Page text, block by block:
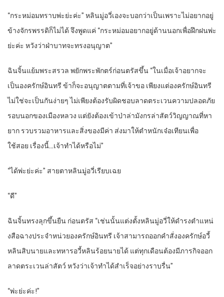
“กระหม่อมทราบพ่ะย่ะค่ะ” หลินมู่อวี่เองจะบอกว่าเป็นเพราะไม่อยากอยู่
ข้างจักรพรรดิก็ไม่ได้ จึงพูดแค่ “กระหม่อมอยากอยู่ด้านนอกเพื่อฝึกฝนพ่ะ
ย่ะค่ะ หวังว่าฝ่าบาทจะทรงอนุญาต”
ฉินจิ้นแย้มพระสรวล พยักพระพักตร์ก่อนตรัสขึ้น “ในเมื่อเจ้าอยากจะ
เป็นองครักษ์อินทรี ข้าก็จะอนุญาตตามที่เจ้าขอ เพียงแต่องครักษ์อินทรี
ไม่ใช่จะเป็นกันง่ายๆ ไม่เพียงต้องรับผิดชอบลาดตระเวนความปลอดภัย
รอบนอกของเมืองหลวง แต่ยังต้องเข้าป่าล่ามังกรล่าสัตว์วิญญาณที่หา
ยาก รวบรวมอาหารและสิ่งของมีค่า ส่งมาให้ตำหนักเจ๋อเทียนเพื่อ
ใช้สอย เรื่องนี้…เจ้าทำได้หรือไม่”
“ได้พ่ะย่ะค่ะ” สายตาหลินมู่อวี่เรียบเฉย
“ดี”
ฉินจิ้นทรงลุกขึ้นยืน ก่อนตรัส “เช่นนั้นแต่งตั้งหลินมู่อวี่ให้ดำรงตำแหน่
งสือฉางประจำหน่วยองครักษ์อินทรี เจ้าสามารถออกคำสั่งองครักษ์อวี้
หลินสิบนายและทหารอวี้หลินร้อยนายได้ แต่ทุกเดือนต้องมีภารกิจออก
ลาดตระเวนล่าสัตว์ หวังว่าเจ้าทำได้สำเร็จอย่างราบรื่น”
“พ่ะย่ะค่ะ!”